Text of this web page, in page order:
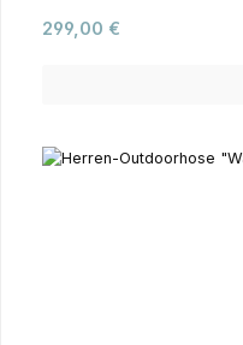
Regulärer Preis:
299,00 €